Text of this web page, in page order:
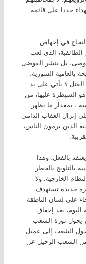
جددا على قائمة
النجاح في إجهاض
الذي لعب
بل بنشر الفوضى
بالعامية السورية،
لا يأتي على يد
السيطرة عليها، من
، بمقدار ما يظهر
إنزال العقاب الدامي
الذين يرمون الناس،
بالفعل، وهذا
بالتلويح بالخطر
الخارجية. ولا
جديدة تستهدف
على لسان الناطقة
بعد إخفاق
يحول ثورة الشعب
الشعب إلى عميل
من الشعب الرحيل عن